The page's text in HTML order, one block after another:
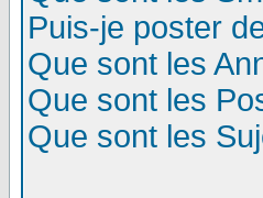
Puis-je poster
Que sont les
Que sont les
Que sont les